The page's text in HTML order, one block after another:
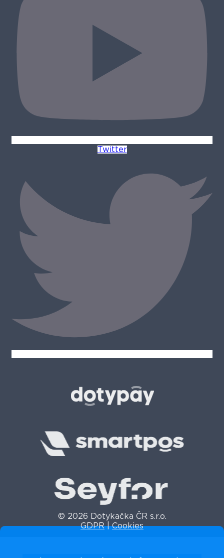
Twitter
© 2026 Dotykačka ČR s.r.o.
GDPR|Cookies